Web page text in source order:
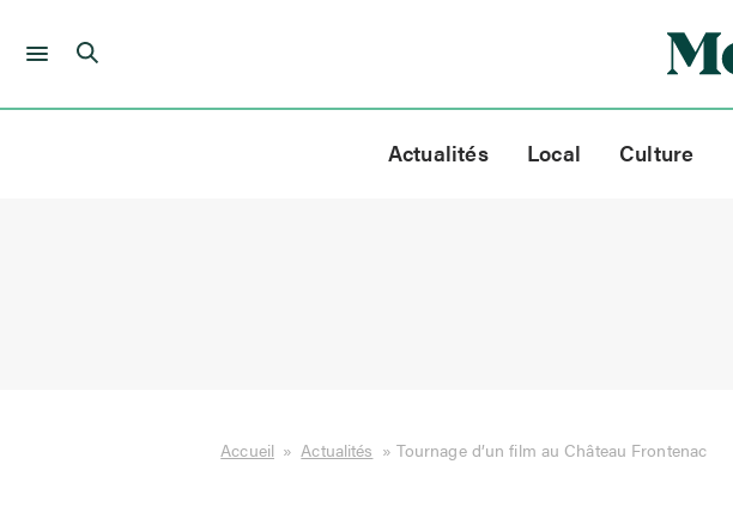
Skip
Actualités Local Culture
Accueil » Actualités » Tournage d’un film au Château Frontenac